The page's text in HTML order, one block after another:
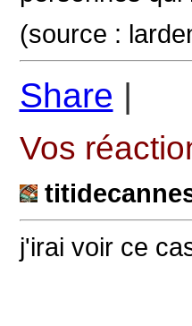
(source :
Share |
Vos
j'irai voir ce